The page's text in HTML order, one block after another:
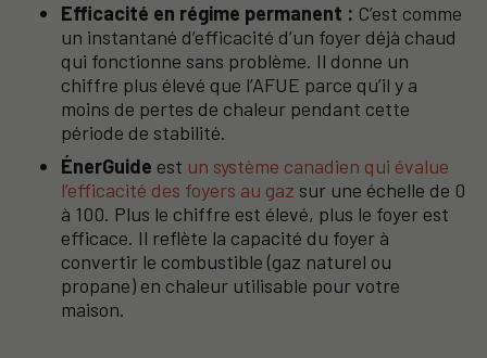
Efficacité en régime permanent : C’est comme
un instantané d’efficacité d’un foyer déjà chaud
qui fonctionne sans problème. Il donne un
chiffre plus élevé que l’AFUE parce qu’il y a
moins de pertes de chaleur pendant cette
période de stabilité.
ÉnerGuide est un système canadien qui évalue
l’efficacité des foyers au gaz sur une échelle de 0
à 100. Plus le chiffre est élevé, plus le foyer est
efficace. Il reflète la capacité du foyer à
convertir le combustible (gaz naturel ou
propane) en chaleur utilisable pour votre
maison.